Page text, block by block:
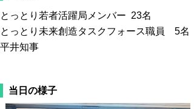
とっとり若者活躍局メンバー 23名
とっとり未来創造タスクフォース職員 5名
平井知事
当日の様子